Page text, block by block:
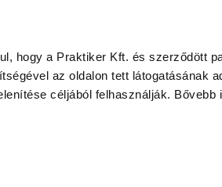
hogy a Praktiker Kft. és szerződött
az oldalon tett látogatásának
céljából felhasználják. Bővebb
Ügyintézés és Információ